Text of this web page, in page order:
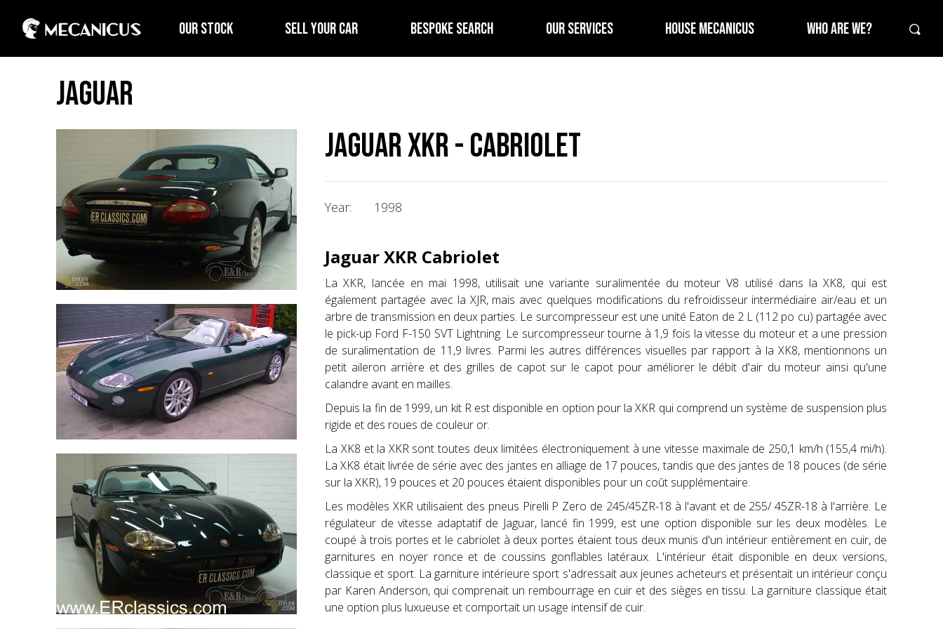
OUR STOCK SELL YOUR CAR BESPOKE SEARCH OUR SERVICES HOUSE MECANICUS WHO ARE WE?
Jaguar
Jaguar XKR - Cabriolet
Year: 1998
Jaguar XKR Cabriolet
La XKR, lancée en mai 1998, utilisait une variante suralimentée du moteur V8 utilisé dans la XK8, qui est
également partagée avec la XJR, mais avec quelques modifications du refroidisseur intermédiaire air/eau et un
arbre de transmission en deux parties. Le surcompresseur est une unité Eaton de 2 L (112 po cu) partagée avec
le pick-up Ford F-150 SVT Lightning. Le surcompresseur tourne à 1,9 fois la vitesse du moteur et a une pression
de suralimentation de 11,9 livres. Parmi les autres différences visuelles par rapport à la XK8, mentionnons un
petit aileron arrière et des grilles de capot sur le capot pour améliorer le débit d'air du moteur ainsi qu'une
calandre avant en mailles.
Depuis la fin de 1999, un kit R est disponible en option pour la XKR qui comprend un système de suspension plus
rigide et des roues de couleur or.
La XK8 et la XKR sont toutes deux limitées électroniquement à une vitesse maximale de 250,1 km/h (155,4 mi/h).
La XK8 était livrée de série avec des jantes en alliage de 17 pouces, tandis que des jantes de 18 pouces (de série
sur la XKR), 19 pouces et 20 pouces étaient disponibles pour un coût supplémentaire.
Les modèles XKR utilisaient des pneus Pirelli P Zero de 245/45ZR-18 à l'avant et de 255/ 45ZR-18 à l'arrière. Le
régulateur de vitesse adaptatif de Jaguar, lancé fin 1999, est une option disponible sur les deux modèles. Le
coupé à trois portes et le cabriolet à deux portes étaient tous deux munis d'un intérieur entièrement en cuir, de
garnitures en noyer ronce et de coussins gonflables latéraux. L'intérieur était disponible en deux versions,
classique et sport. La garniture intérieure sport s'adressait aux jeunes acheteurs et présentait un intérieur conçu
par Karen Anderson, qui comprenait un rembourrage en cuir et des sièges en tissu. La garniture classique était
une option plus luxueuse et comportait un usage intensif de cuir.